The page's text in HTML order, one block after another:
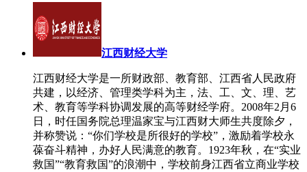
江西财经大学
江西财经大学是一所财政部、教育部、江西省人民政府
共建，以经济、管理类学科为主，法、工、文、理、艺
术、教育等学科协调发展的高等财经学府。2008年2月6
日，时任国务院总理温家宝与江西财大师生共度除夕，
并称赞说：“你们学校是所很好的学校”，激励着学校永
葆奋斗精神，办好人民满意的教育。1923年秋，在“实业
救国”“教育救国”的浪潮中，学校前身江西省立商业学校